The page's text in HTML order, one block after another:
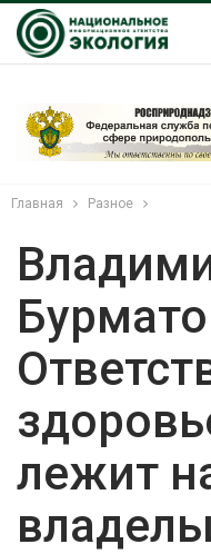
Главная Разное
лежит